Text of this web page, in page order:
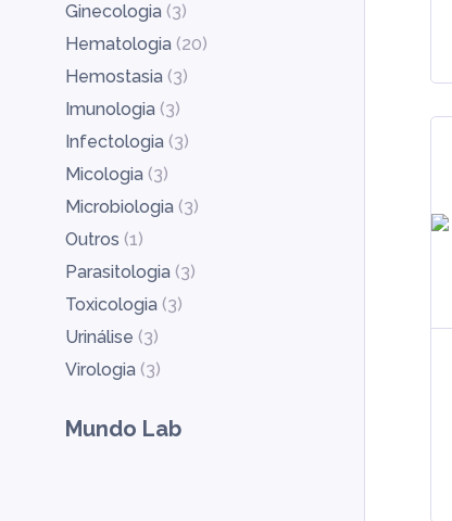
Ginecologia (3)
Hematologia (20)
Hemostasia (3)
Imunologia (3)
Infectologia (3)
Micologia (3)
Microbiologia (3)
Outros (1)
Parasitologia (3)
Toxicologia (3)
Urinálise (3)
Virologia (3)
Mundo Lab